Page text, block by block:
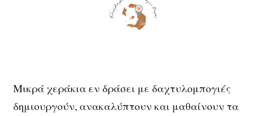
Μικρά χεράκια εν δράσει με δαχτυλομπογιές
δημιουργούν, ανακαλύπτουν και μαθαίνουν τα